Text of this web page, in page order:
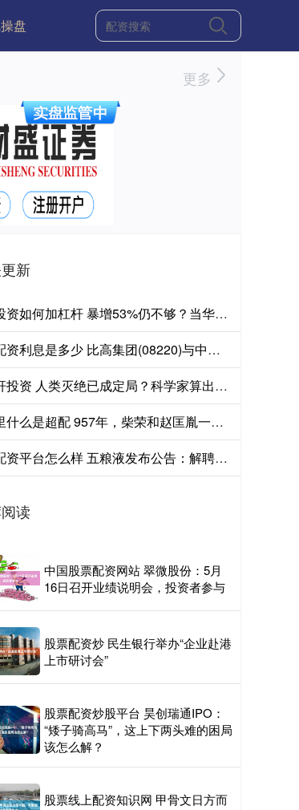
盘
更多
新
股票投资如何加杠杆 暴增53%仍不够？当华尔街创下纪录，欧洲大行的好业绩反而成了“不及格”
股票配资利息是多少 比高集团(08220)与中国文化产业集团订立一份合营股东协议
高杠杆投资 人类灭绝已成定局？科学家算出人类灭绝日期，我们还能存在多久？
股票里什么是超配 957年，柴荣和赵匡胤一起赏花，柴荣突然说：爱卿真是一副帝王之相啊
股票配资平台怎么样 五粮液发布公告：解聘岳松副总经理职务
读
中国股票配资网站 翠微股份：5月
16日召开业绩说明会，投资者参与
股票配资炒 民生银行举办“企业赴港
上市研讨会”
股票配资炒股平台 昊创瑞通IPO：
“矮子骑高马”，这上下两头难的困局
该怎么解？
股票线上配资知识网 甲骨文日方而